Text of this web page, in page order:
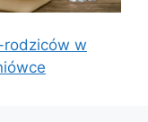
rodziców w